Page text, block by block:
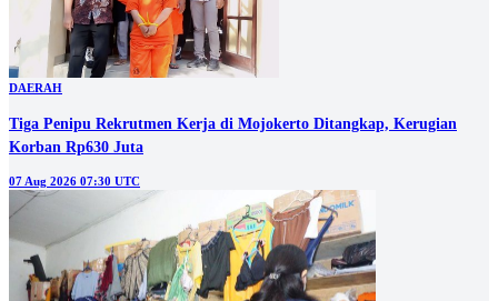
DAERAH
Tiga Penipu Rekrutmen Kerja di Mojokerto Ditangkap, Kerugian
Korban Rp630 Juta
07 Aug 2026 07:30 UTC